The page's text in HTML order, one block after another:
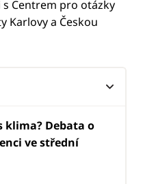
s Centrem pro otázky
Karlovy a Českou
klima? Debata o
ve střední